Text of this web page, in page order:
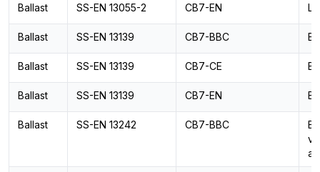
Ballast SS-EN 13055-2 CB7-EN
Ballast SS-EN 13139 CB7-BBC
Ballast SS-EN 13139 CB7-CE
Ballast SS-EN 13139 CB7-EN
Ballast SS-EN 13242 CB7-BBC